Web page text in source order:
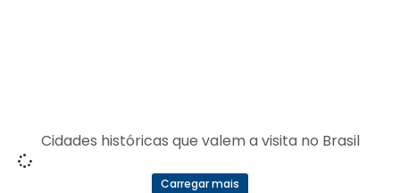
Cidades históricas que valem a visita no Brasil
Carregar mais